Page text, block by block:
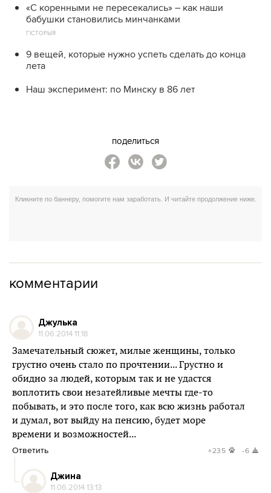
«С коренными не пересекались» – как наши
бабушки становились минчанками
ГІСТОРЫЯ
9 вещей, которые нужно успеть сделать до конца
лета
Наш эксперимент: по Минску в 86 лет
поделиться
комментарии
Джулька
11.06.2014 11:18
Замечательный сюжет, милые женщины, только
грустно очень стало по прочтении... Грустно и
обидно за людей, которым так и не удастся
воплотить свои незатейливые мечты где-то
побывать, и это после того, как всю жизнь работал
и думал, вот выйду на пенсию, будет море
времени и возможностей...
Ответить +235 -6
Джина
11.06.2014 13:13